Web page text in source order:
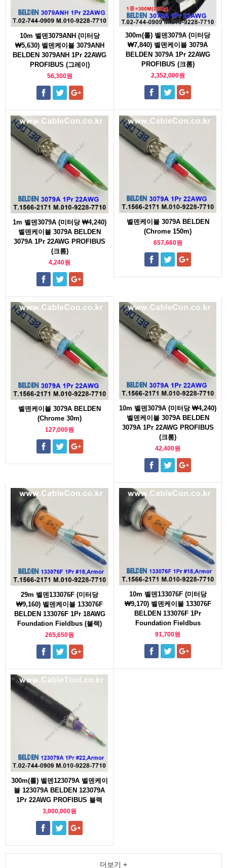
10m 벨덴3079ANH (미터당
₩5,630) 벨덴케이블 3079ANH
BELDEN 3079ANH 1Pr 22AWG
PROFIBUS (그레이)
56,300원
300m(롤) 벨덴3079A (미터당
₩7,840) 벨덴케이블 3079A
BELDEN 3079A 1Pr 22AWG
PROFIBUS (크롬)
2,352,000원
1m 벨덴3079A (미터당 ₩4,240)
벨덴케이블 3079A BELDEN
3079A 1Pr 22AWG PROFIBUS
(크롬)
4,240원
벨덴케이블 3079A BELDEN
(Chrome 150m)
657,660원
벨덴케이블 3079A BELDEN
(Chrome 30m)
127,000원
10m 벨덴3079A (미터당 ₩4,240)
벨덴케이블 3079A BELDEN
3079A 1Pr 22AWG PROFIBUS
(크롬)
42,400원
29m 벨덴133076F (미터당
₩9,160) 벨덴케이블 133076F
BELDEN 133076F 1Pr 18AWG
Foundation Fieldbus (블랙)
265,650원
10m 벨덴133076F (미터당
₩9,170) 벨덴케이블 133076F
BELDEN 133076F 1Pr
Foundation Fieldbus
91,700원
300m(롤) 벨덴123079A 벨덴케이
블 123079A BELDEN 123079A
1Pr 22AWG PROFIBUS 블랙
3,000,000원
더보기 +